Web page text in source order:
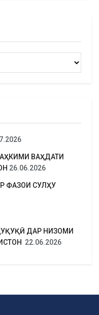
ВАҲДАТИ
26.06.2026
ФАЗОИ СУЛҲУ
ДАР НИЗОМИ
22.06.2026